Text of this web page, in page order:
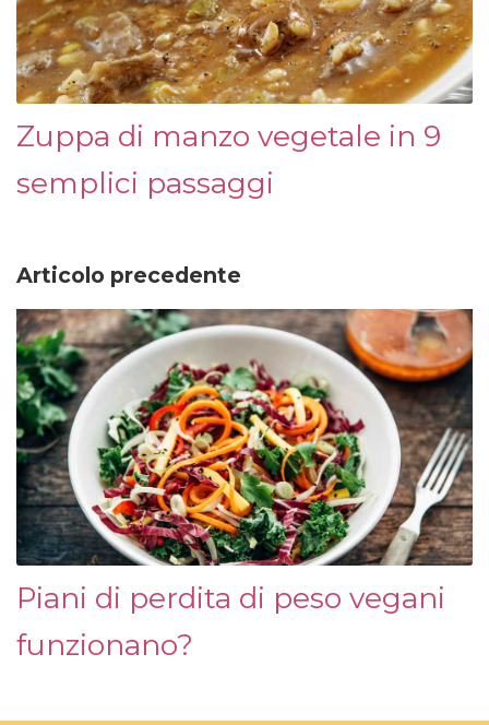
Zuppa di manzo vegetale in 9
semplici passaggi
Articolo precedente
Piani di perdita di peso vegani
funzionano?